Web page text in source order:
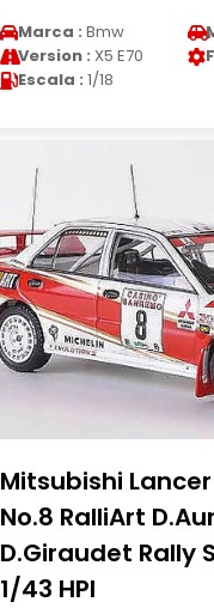
Marca : Bmw
Version : X5 E70
Escala : 1/18
Mitsubishi
No.8 RalliArt
D.Giraudet Rally
1/43 HPI